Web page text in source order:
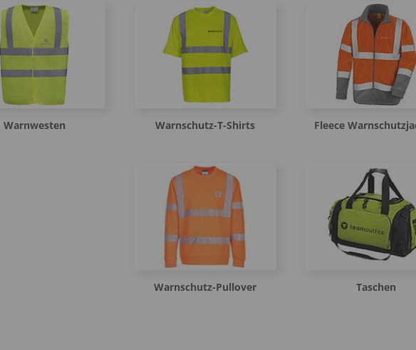
Warnwesten Warnschutz-T-Shirts Fleece
Warnschutz-Pullover Taschen